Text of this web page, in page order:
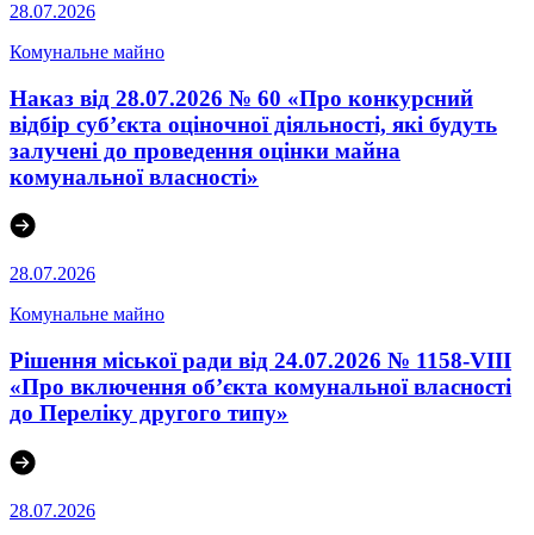
28.07.2026
Комунальне майно
Наказ від 28.07.2026 № 60 «Про конкурсний
відбір суб’єкта оціночної діяльності, які будуть
залучені до проведення оцінки майна
комунальної власності»
28.07.2026
Комунальне майно
Рішення міської ради від 24.07.2026 № 1158-VIII
«Про включення об’єкта комунальної власності
до Переліку другого типу»
28.07.2026